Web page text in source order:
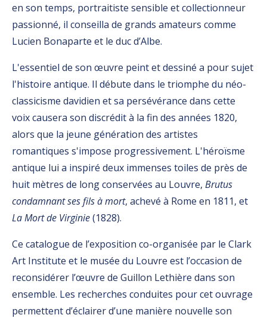
en son temps, portraitiste sensible et collectionneur
passionné, il conseilla de grands amateurs comme
Lucien Bonaparte et le duc d’Albe.
L'essentiel de son œuvre peint et dessiné a pour sujet
l'histoire antique. Il débute dans le triomphe du néo-
classicisme davidien et sa persévérance dans cette
voix causera son discrédit à la fin des années 1820,
alors que la jeune génération des artistes
romantiques s'impose progressivement. L'héroïsme
antique lui a inspiré deux immenses toiles de près de
huit mètres de long conservées au Louvre, Brutus
condamnant ses fils à mort, achevé à Rome en 1811, et
La Mort de Virginie(1828).
Ce catalogue de l’exposition co-organisée par le Clark
Art Institute et le musée du Louvre est l’occasion de
reconsidérer l’œuvre de Guillon Lethière dans son
ensemble. Les recherches conduites pour cet ouvrage
permettent d’éclairer d’une manière nouvelle son